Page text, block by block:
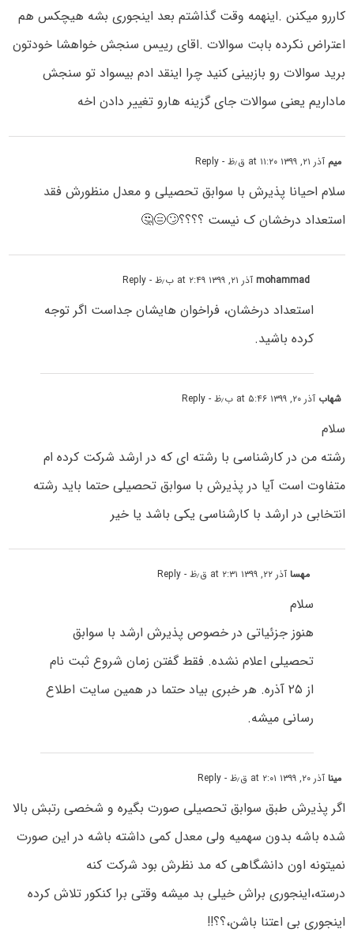
کاررو میکنن .اینهمه وقت گذاشتم بعد اینجوری بشه هیچکس هم
اعتراض نکرده بابت سوالات .اقای رییس سنجش خواهشا خودتون
برید سوالات رو بازبینی کنید چرا اینقد ادم بیسواد تو سنجش
ماداریم یعنی سوالات جای گزینه هارو تغییر دادن اخه
میم آذر ۲۱, ۱۳۹۹ at ۱۱:۲۰ ق٫ظ - Reply
سلام احیانا پذیرش با سوابق تحصیلی و معدل منظورش فقد
استعداد درخشان ک نیست ؟؟؟؟🙄😑🤔
mohammadآذر ۲۱, ۱۳۹۹ at ۲:۴۹ ب٫ظ - Reply
استعداد درخشان، فراخوان هایشان جداست اگر توجه
کرده باشید.
شهاب آذر ۲۰, ۱۳۹۹ at ۵:۴۶ ب٫ظ - Reply
سلام
رشته من در کارشناسی با رشته ای که در ارشد شرکت کرده ام
متفاوت است آیا در پذیرش با سوابق تحصیلی حتما باید رشته
انتخابی در ارشد با کارشناسی یکی باشد یا خیر
مهساآذر ۲۲, ۱۳۹۹ at ۲:۳۱ ق٫ظ - Reply
سلام
هنوز جزئیاتی در خصوص پذیرش ارشد با سوابق
تحصیلی اعلام نشده. فقط گفتن زمان شروع ثبت نام
از ۲۵ آذره. هر خبری بیاد حتما در همین سایت اطلاع
رسانی میشه.
میناآذر ۲۰, ۱۳۹۹ at ۲:۰۱ ق٫ظ - Reply
اگر پذیرش طبق سوابق تحصیلی صورت بگیره و شخصی رتبش بالا
شده باشه بدون سهمیه ولی معدل کمی داشته باشه در این صورت
نمیتونه اون دانشگاهی که مد نظرش بود شرکت کنه
درسته،اینجوری براش خیلی بد میشه وقتی برا کنکور تلاش کرده
اینجوری بی اعتنا باشن،؟؟!!